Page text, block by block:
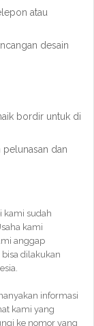
atau
desain
bordir untuk di
pelunasan dan
kami sudah
kami
anggap
dilakukan
informasi
kami yang
ke nomor yang